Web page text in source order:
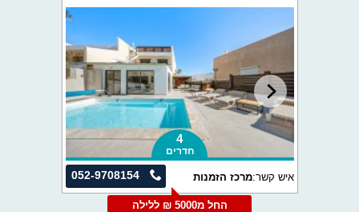
4
חדרים
052-9708154 איש קשר:מרכז הזמנות
החל מ5000 ₪ ללילה